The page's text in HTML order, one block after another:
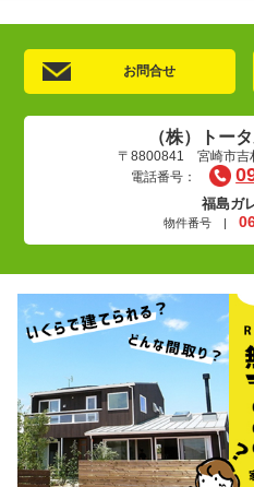
お問合せ
（株）トー
〒8800841 宮崎市吉
電話番号：
福島ガ
物件番号 |